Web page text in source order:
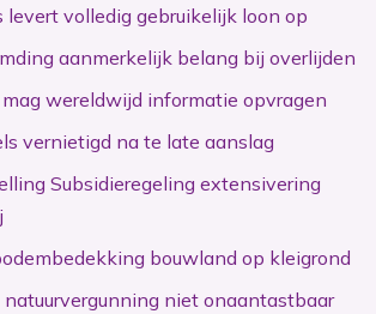
levert volledig gebruikelijk loon op
aanmerkelijk belang bij overlijden
wereldwijd informatie opvragen
vernietigd na te late aanslag
Subsidieregeling extensivering
bouwland op kleigrond
niet onaantastbaar